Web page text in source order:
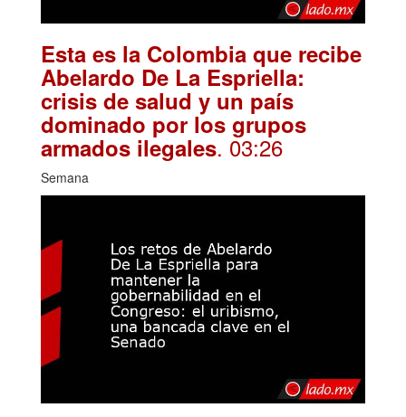
Esta es la Colombia que recibe
Abelardo De La Espriella:
crisis de salud y un país
dominado por los grupos
armados ilegales. 03:26
Semana